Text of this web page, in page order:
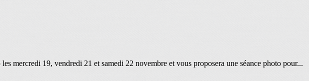
mercredi 19, vendredi 21 et samedi 22 novembre et vous proposera une séance photo pour...